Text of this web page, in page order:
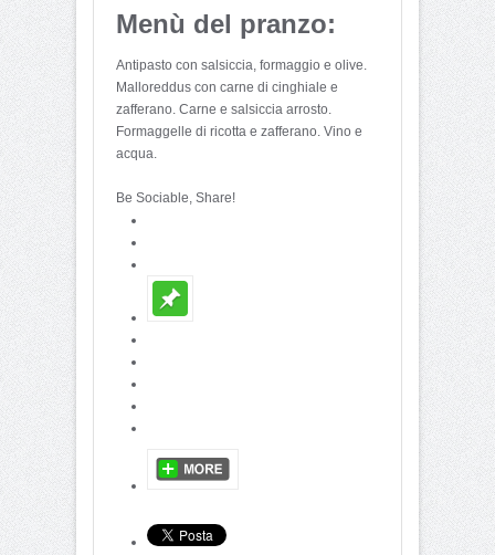
Menù del pranzo:
Antipasto con salsiccia, formaggio e olive.
Malloreddus con carne di cinghiale e
zafferano. Carne e salsiccia arrosto.
Formaggelle di ricotta e zafferano. Vino e
acqua.
Be Sociable, Share!